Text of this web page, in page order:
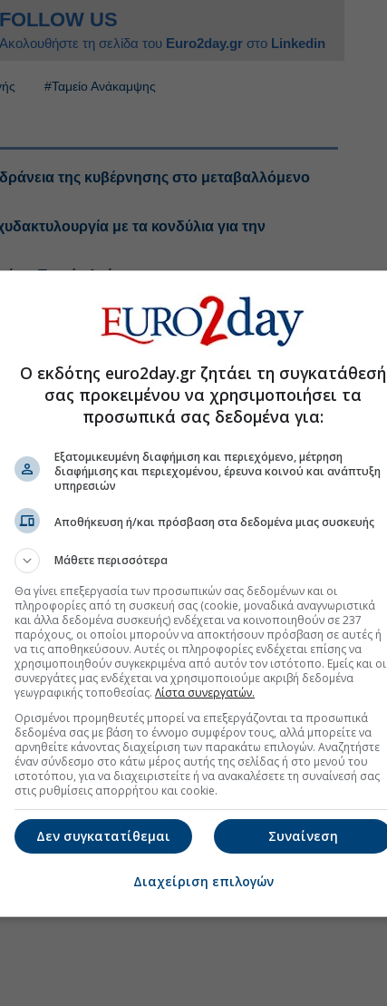
FOLLOW US
Ακολουθήστε τη σελίδα του Euro2day.gr στο Linkedin
#Ταμείο Ανάκαμψης
της κυβέρνησης στο μεταβαλλόμενο
με τα κονδύλια για την
το Ταμείο Ανάκαμψης
Ουραγός στις πληρωμές η Ελλάδα
στο Discover
Ο εκδότης euro2day.gr ζητάει τη συγκατάθεσή
σας προκειμένου να χρησιμοποιήσει τα
προσωπικά σας δεδομένα για:
Εξατομικευμένη διαφήμιση και περιεχόμενο, μέτρηση
διαφήμισης και περιεχομένου, έρευνα κοινού και ανάπτυξη
υπηρεσιών
Αποθήκευση ή/και πρόσβαση στα δεδομένα μιας συσκευής
Μάθετε περισσότερα
Θα γίνει επεξεργασία των προσωπικών σας δεδομένων και οι
πληροφορίες από τη συσκευή σας (cookie, μοναδικά αναγνωριστικά
και άλλα δεδομένα συσκευής) ενδέχεται να κοινοποιηθούν σε 237
παρόχους, οι οποίοι μπορούν να αποκτήσουν πρόσβαση σε αυτές ή
να τις αποθηκεύσουν. Αυτές οι πληροφορίες ενδέχεται επίσης να
χρησιμοποιηθούν συγκεκριμένα από αυτόν τον ιστότοπο. Εμείς και οι
συνεργάτες μας ενδέχεται να χρησιμοποιούμε ακριβή δεδομένα
γεωγραφικής τοποθεσίας. Λίστα συνεργατών.
Ορισμένοι προμηθευτές μπορεί να επεξεργάζονται τα προσωπικά
δεδομένα σας με βάση το έννομο συμφέρον τους, αλλά μπορείτε να
αρνηθείτε κάνοντας διαχείριση των παρακάτω επιλογών. Αναζητήστε
έναν σύνδεσμο στο κάτω μέρος αυτής της σελίδας ή στο μενού του
ιστοτόπου, για να διαχειριστείτε ή να ανακαλέσετε τη συναίνεσή σας
στις ρυθμίσεις απορρήτου και cookie.
Συναίνεση
Δεν συγκατατίθεμαι
Διαχείριση επιλογών